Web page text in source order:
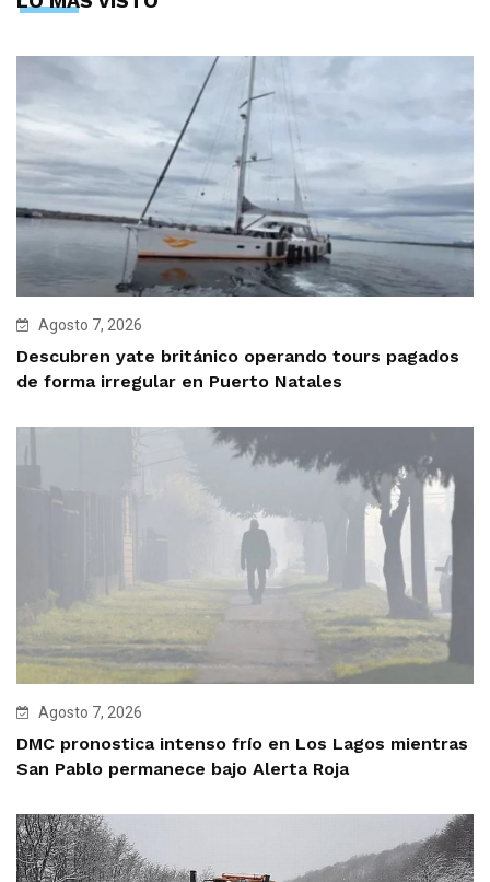
Agosto 7, 2026
Descubren yate británico operando tours pagados
de forma irregular en Puerto Natales
Agosto 7, 2026
DMC pronostica intenso frío en Los Lagos mientras
San Pablo permanece bajo Alerta Roja